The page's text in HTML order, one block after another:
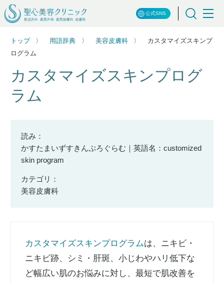
公式SNS
トップ 用語辞典 美容皮膚科
カスタマイズスキンプ
ログラム
カスタマイズスキンプログ
ラム
読み：
かすたまいずすきんぷろぐらむ｜英語名：customized
skin program
カテゴリ：
美容皮膚科
カスタマイズスキンプログラムは、ニキビ・
ニキビ跡、シミ・肝斑、小じわやハリ低下な
ど幅広い肌のお悩みに対し、最短で肌改善を